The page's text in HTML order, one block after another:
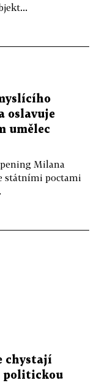
oslavuje
umělec
Milana
státními poctami
chystají
politickou